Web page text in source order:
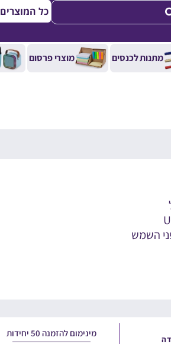
כל המוצרים
מתנות לכנסים מוצרי פרסום
השמש
מינימום להזמנה 50 יחידות